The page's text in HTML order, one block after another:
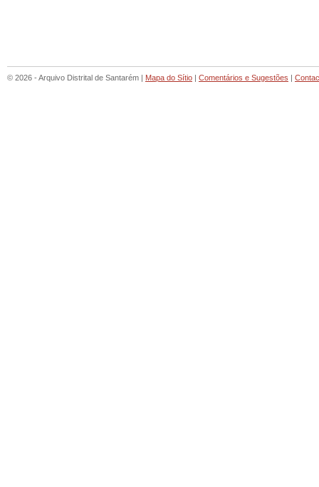
© 2026 - Arquivo Distrital de Santarém | Mapa do Sítio Comentários e Sugestões